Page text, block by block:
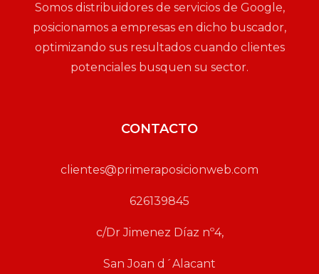
Somos distribuidores de servicios de Google,
posicionamos a empresas en dicho buscador,
optimizando sus resultados cuando clientes
potenciales busquen su sector.
CONTACTO
clientes@primeraposicionweb.com
626139845
c/Dr Jimenez Díaz nº4,
San Joan d´Alacant